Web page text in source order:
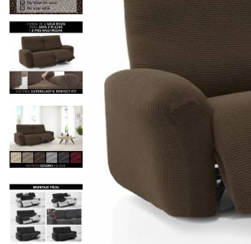
Chaiselongue
Relax estandard
Relax pies juntos
Orejero